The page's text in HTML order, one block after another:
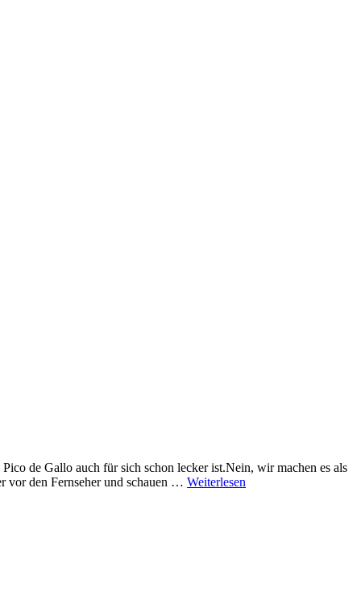
de Gallo auch für sich schon lecker ist.Nein, wir machen es als
vor den Fernseher und schauen … Weiterlesen